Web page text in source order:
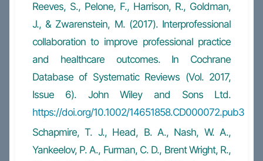
Reeves, S., Pelone, F., Harrison, R., Goldman,
J., & Zwarenstein, M. (2017). Interprofessional
collaboration to improve professional practice
and healthcare outcomes. In Cochrane
Database of Systematic Reviews (Vol. 2017,
Issue 6). John Wiley and Sons Ltd.
https://doi.org/10.1002/14651858.CD000072.pub3
Schapmire, T. J., Head, B. A., Nash, W. A.,
Yankeelov, P. A., Furman, C. D., Brent Wright, R.,